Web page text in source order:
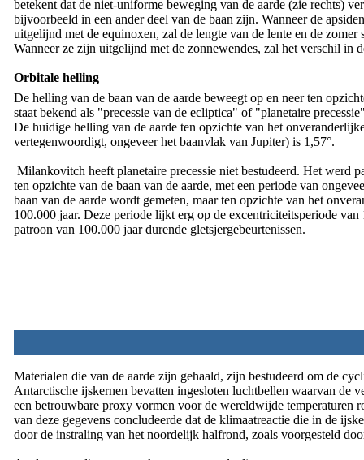
betekent dat de niet-uniforme beweging van de aarde (zie rechts)
bijvoorbeeld in een ander deel van de baan zijn. Wanneer de
uitgelijnd met de equinoxen, zal de lengte van de lente en de
Wanneer ze zijn uitgelijnd met de zonnewendes, zal het verschil in
Orbitale helling
De helling van de baan van de aarde beweegt op en neer ten
staat bekend als "precessie van de ecliptica" of "planetaire
De huidige helling van de aarde ten opzichte van het
vertegenwoordigt, ongeveer het baanvlak van Jupiter) is 1,57°.
Milankovitch heeft planetaire precessie niet bestudeerd. Het werd
ten opzichte van de baan van de aarde, met een periode van
baan van de aarde wordt gemeten, maar ten opzichte van het
100.000 jaar. Deze periode lijkt erg op de excentriciteitsperiode
patroon van 100.000 jaar durende gletsjergebeurtenissen.
Materialen die van de aarde zijn gehaald, zijn bestudeerd om de
Antarctische ijskernen bevatten ingesloten luchtbellen waarvan de
een betrouwbare proxy vormen voor de wereldwijde temperaturen
van deze gegevens concludeerde dat de klimaatreactie die in de
door de instraling van het noordelijk halfrond, zoals voorgesteld